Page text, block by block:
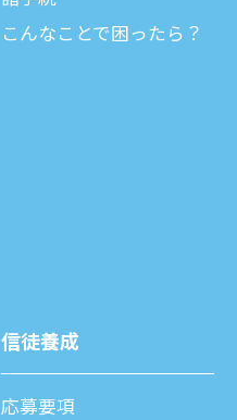
こんなことで困ったら？
信徒養成
応募要項